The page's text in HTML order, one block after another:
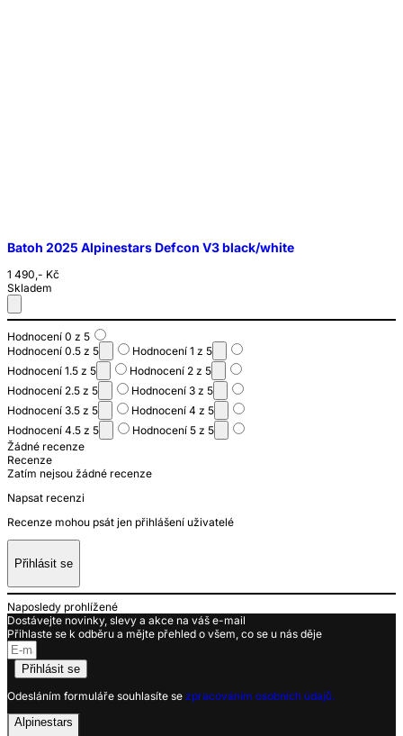
Batoh 2025 Alpinestars Defcon V3 black/white
1 490,- Kč
Skladem
Hodnocení 0 z 5
Hodnocení 0.5 z 5
Hodnocení 1 z 5
Hodnocení 1.5 z 5
Hodnocení 2 z 5
Hodnocení 2.5 z 5
Hodnocení 3 z 5
Hodnocení 3.5 z 5
Hodnocení 4 z 5
Hodnocení 4.5 z 5
Hodnocení 5 z 5
Žádné recenze
Recenze
Zatím nejsou žádné recenze
Napsat recenzi
Recenze mohou psát jen přihlášení uživatelé
Přihlásit se
Naposledy prohlížené
Dostávejte novinky, slevy a akce na váš e-mail
Přihlaste se k odběru a mějte přehled o všem, co se u nás děje
Přihlásit se
Odesláním formuláře souhlasíte se zpracováním osobních údajů.
Alpinestars